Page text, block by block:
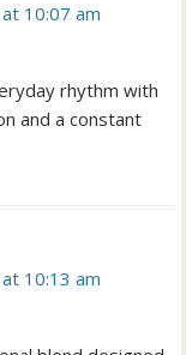
10:07 am
rhythm with
and a constant
10:13 am